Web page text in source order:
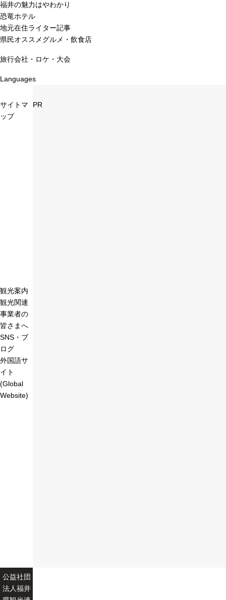
福井の魅力はやわかり
恐竜ホテル
地元在住ライター記事
県民オススメグルメ・飲食店
旅行会社・ロケ・大会
Languages
サイトマ
ップ
観光案内
観光関連
事業者の
皆さまへ
SNS・ブ
ログ
外国語サ
イト
(Global
Website)
PR
公益社団
法人福井